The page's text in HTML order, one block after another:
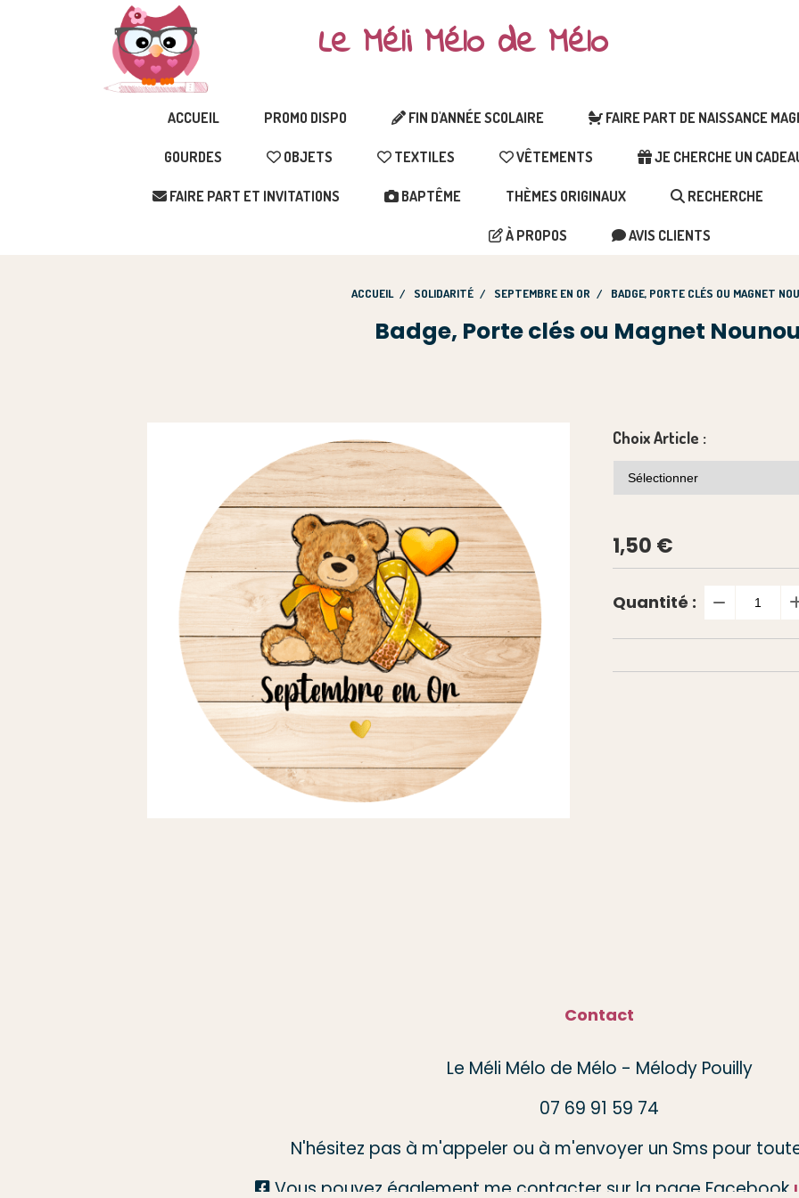
Le Méli Mélo de Mélo
ACCUEIL PROMO DISPO FIN D'ANNÉE SCOLAIRE FAIRE PART DE NAISSANCE
GOURDES OBJETS TEXTILES VÊTEMENTS JE CHERCHE UN
FAIRE PART ET INVITATIONS BAPTÊME THÈMES ORIGINAUX RECHERCHE
À PROPOS AVIS CLIENTS
ACCUEIL SOLIDARITÉ SEPTEMBRE EN OR BADGE, PORTE CLÉS OU MAGNET
Badge, Porte clés ou Magnet
Choix Article :
1,50 €
Quantité :
Contact
Le Méli Mélo de Mélo - Mélody Pouilly
07 69 91 59 74
N'hésitez pas à m'appeler ou à m'envoyer un Sms pour
Vous pouvez également me contacter sur la page Facebook